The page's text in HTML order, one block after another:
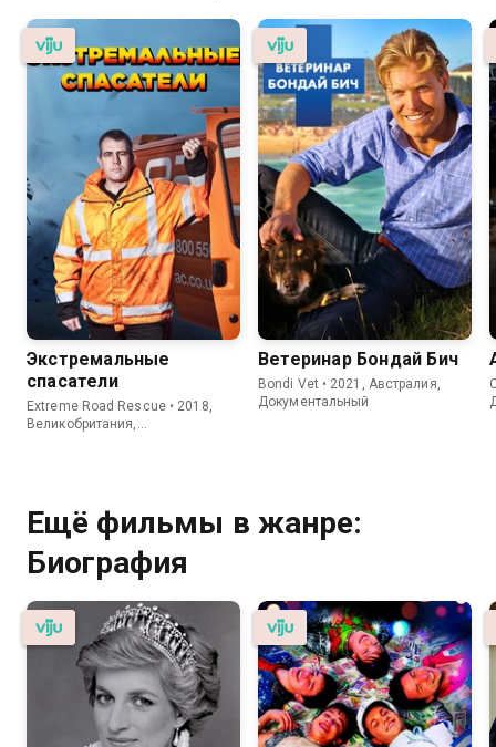
Экстремальные
спасатели
Extreme Road Rescue • 2018,
Великобритания,
Ветеринар Бондай Бич
Bondi Vet • 2021, Австралия,
Документальный
Ещё фильмы в жанре:
Биография